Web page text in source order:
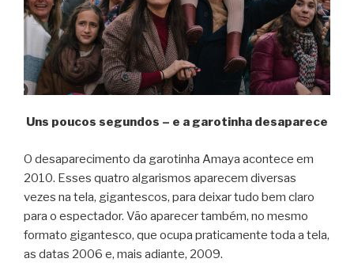
Uns poucos segundos – e a garotinha desaparece
O desaparecimento da garotinha Amaya acontece em
2010. Esses quatro algarismos aparecem diversas
vezes na tela, gigantescos, para deixar tudo bem claro
para o espectador. Vão aparecer também, no mesmo
formato gigantesco, que ocupa praticamente toda a tela,
as datas 2006 e, mais adiante, 2009.